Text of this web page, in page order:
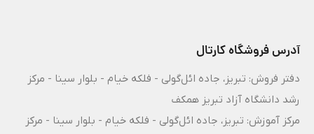
آدرس فروشگاه کارتال
دفتر فروش: تبریز، جاده ائل‌گولی - فلکه خیام - بلوار سینا - مرکز
رشد دانشگاه آزاد تبریز همکف
مرکز آموزش: تبریز، جاده ائل‌گولی - فلکه خیام - بلوار سینا - مرکز